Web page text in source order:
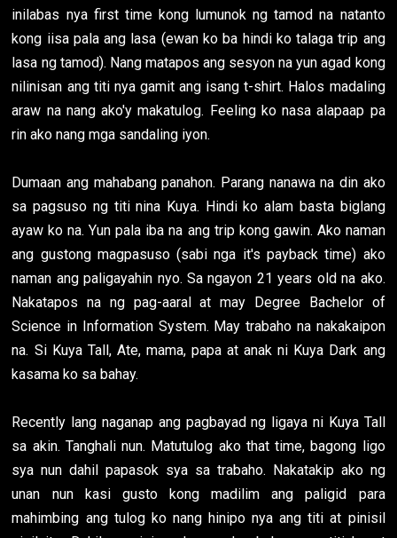
inilabas nya first time kong lumunok ng tamod na natanto
kong iisa pala ang lasa (ewan ko ba hindi ko talaga trip ang
lasa ng tamod). Nang matapos ang sesyon na yun agad kong
nilinisan ang titi nya gamit ang isang t-shirt. Halos madaling
araw na nang ako'y makatulog. Feeling ko nasa alapaap pa
rin ako nang mga sandaling iyon.
Dumaan ang mahabang panahon. Parang nanawa na din ako
sa pagsuso ng titi nina Kuya. Hindi ko alam basta biglang
ayaw ko na. Yun pala iba na ang trip kong gawin. Ako naman
ang gustong magpasuso (sabi nga it's payback time) ako
naman ang paligayahin nyo. Sa ngayon 21 years old na ako.
Nakatapos na ng pag-aaral at may Degree Bachelor of
Science in Information System. May trabaho na nakakaipon
na. Si Kuya Tall, Ate, mama, papa at anak ni Kuya Dark ang
kasama ko sa bahay.
Recently lang naganap ang pagbayad ng ligaya ni Kuya Tall
sa akin. Tanghali nun. Matutulog ako that time, bagong ligo
sya nun dahil papasok sya sa trabaho. Nakatakip ako ng
unan nun kasi gusto kong madilim ang paligid para
mahimbing ang tulog ko nang hinipo nya ang titi at pinisil